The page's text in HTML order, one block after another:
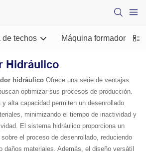
de techos Máquina formadora de
Hidráulico
hidráulico Ofrece una serie de ventajas
optimizar sus procesos de producción.
alta capacidad permiten un desenrollado
minimizando el tiempo de inactividad y
El sistema hidráulico proporciona un
el proceso de desenrollado, reduciendo
daños materiales. Además, el diseño versátil